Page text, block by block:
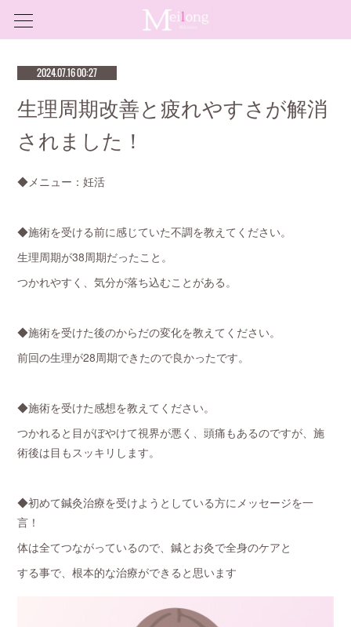
2024.07.16 00:27
生理周期改善と疲れやすさが解消
されました！
◆メニュー：妊活
◆施術を受ける前に感じていた不調を教えてください。
生理周期が38周期だったこと。
つかれやすく、気分が落ち込むことがある。
◆施術を受けた後のからだの変化を教えてください。
前回の生理が28周期できたので良かったです。
◆施術を受けた感想を教えてください。
つかれると目がぼやけて視界が悪く、頭痛もあるのですが、施
術後は目もスッキリします。
◆初めて鍼灸治療を受けようとしている方にメッセージを一
言！
体は全てつながっているので、鍼とお灸で全身のケアと
する事で、根本的な治療ができると思います